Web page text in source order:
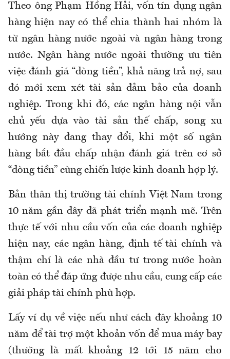
Theo ông Phạm Hồng Hải, vốn tín dụng ngân
hàng hiện nay có thể chia thành hai nhóm là
từ ngân hàng nước ngoài và ngân hàng trong
nước. Ngân hàng nước ngoài thường ưu tiên
việc đánh giá “dòng tiền”, khả năng trả nợ, sau
đó mới xem xét tài sản đảm bảo của doanh
nghiệp. Trong khi đó, các ngân hàng nội vẫn
chủ yếu dựa vào tài sản thế chấp, song xu
hướng này đang thay đổi, khi một số ngân
hàng bắt đầu chấp nhận đánh giá trên cơ sở
“dòng tiền” cùng chiến lược kinh doanh hợp lý.
Bản thân thị trường tài chính Việt Nam trong
10 năm gần đây đã phát triển mạnh mẽ. Trên
thực tế với nhu cầu vốn của các doanh nghiệp
hiện nay, các ngân hàng, định tế tài chính và
thậm chí là các nhà đầu tư trong nước hoàn
toàn có thể đáp ứng được nhu cầu, cung cấp các
giải pháp tài chính phù hợp.
Lấy ví dụ về việc nếu như cách đây khoảng 10
năm để tài trợ một khoản vốn để mua máy bay
(thường là mất khoảng 12 tới 15 năm cho